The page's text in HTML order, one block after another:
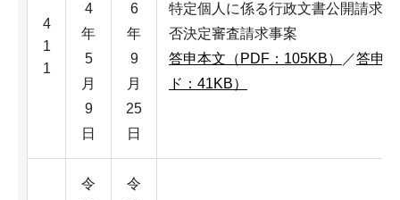
4
1
1
4
年
5
月
9
日
6
年
9
月
25
日
特定個人に係る行政文書公開請求
否決定審査請求事案
答申本文（PDF：105KB）
／答申
ド：41KB）
令
令